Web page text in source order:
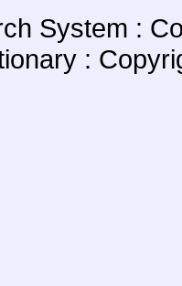
System :
: